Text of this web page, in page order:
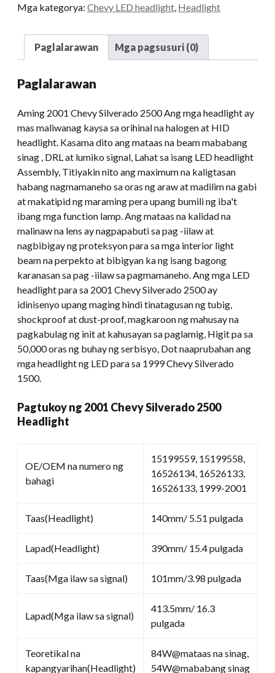
Mga kategorya: Chevy LED headlight Headlight
Paglalarawan Mga pagsusuri (0)
Paglalarawan
Aming 2001 Chevy Silverado 2500 Ang mga headlight ay
mas maliwanag kaysa sa orihinal na halogen at HID
headlight. Kasama dito ang mataas na beam mababang
sinag , DRL at lumiko signal, Lahat sa isang LED headlight
Assembly, Titiyakin nito ang maximum na kaligtasan
habang nagmamaneho sa oras ng araw at madilim na gabi
at makatipid ng maraming pera upang bumili ng iba't
ibang mga function lamp. Ang mataas na kalidad na
malinaw na lens ay nagpapabuti sa pag -iilaw at
nagbibigay ng proteksyon para sa mga interior light
beam na perpekto at bibigyan ka ng isang bagong
karanasan sa pag -iilaw sa pagmamaneho. Ang mga LED
headlight para sa 2001 Chevy Silverado 2500 ay
idinisenyo upang maging hindi tinatagusan ng tubig,
shockproof at dust-proof, magkaroon ng mahusay na
pagkabulag ng init at kahusayan sa paglamig, Higit pa sa
50,000 oras ng buhay ng serbisyo, Dot naaprubahan ang
mga headlight ng LED para sa 1999 Chevy Silverado
1500.
Pagtukoy ng 2001 Chevy Silverado 2500
Headlight
OE/OEM na numero ng
bahagi
15199559, 15199558,
16526134, 16526133,
16526133, 1999-2001
Taas(Headlight) 140mm/ 5.51 pulgada
Lapad(Headlight) 390mm/ 15.4 pulgada
Taas(Mga ilaw sa signal) 101mm/3.98 pulgada
Lapad(Mga ilaw sa signal)
413.5mm/ 16.3
pulgada
Teoretikal na
kapangyarihan(Headlight)
84W@mataas na sinag,
54W@mababang sinag